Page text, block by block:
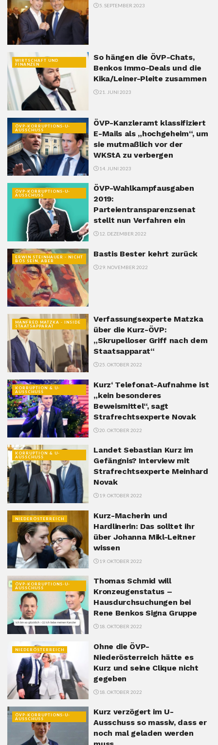
5. SEPTEMBER 2023
WIRTSCHAFT UND
FINANZEN
So hängen die ÖVP-Chats,
Benkos Immo-Deals und die
Kika/Leiner-Pleite zusammen
21. JUNI 2023
ÖVP-KORRUPTIONS-U-
AUSSCHUSS
ÖVP-Kanzleramt klassifiziert
E-Mails als „hochgeheim“, um
sie mutmaßlich vor der
WKStA zu verbergen
14. JUNI 2023
ÖVP-KORRUPTIONS-U-
AUSSCHUSS
ÖVP-Wahlkampfausgaben
2019:
Parteientransparenzsenat
stellt nun Verfahren ein
12. DEZEMBER 2022
ERWIN STEINHAUER - NICHT
BÖS SEIN, ABER
Bastis Bester kehrt zurück
29. NOVEMBER 2022
MANFRED MATZKA - INSIDE
STAATSAPPARAT
Verfassungsexperte Matzka
über die Kurz-ÖVP:
„Skrupelloser Griff nach dem
Staatsapparat“
25. OKTOBER 2022
KORRUPTION & U-
AUSSCHUSS
Kurz‘ Telefonat-Aufnahme ist
„kein besonderes
Beweismittel“, sagt
Strafrechtsexperte Novak
20. OKTOBER 2022
KORRUPTION & U-
AUSSCHUSS
Landet Sebastian Kurz im
Gefängnis? Interview mit
Strafrechtsexperte Meinhard
Novak
19. OKTOBER 2022
NIEDERÖSTERREICH
Kurz-Macherin und
Hardlinerin: Das solltet ihr
über Johanna Mikl-Leitner
wissen
19. OKTOBER 2022
ÖVP-KORRUPTIONS-U-
AUSSCHUSS
Thomas Schmid will
Kronzeugenstatus –
Hausdurchsuchungen bei
Rene Benkos Signa Gruppe
18. OKTOBER 2022
NIEDERÖSTERREICH
Ohne die ÖVP-
Niederösterreich hätte es
Kurz und seine Clique nicht
gegeben
18. OKTOBER 2022
ÖVP-KORRUPTIONS-U-
AUSSCHUSS
Kurz verzögert im U-
Ausschuss so massiv, dass er
noch mal geladen werden